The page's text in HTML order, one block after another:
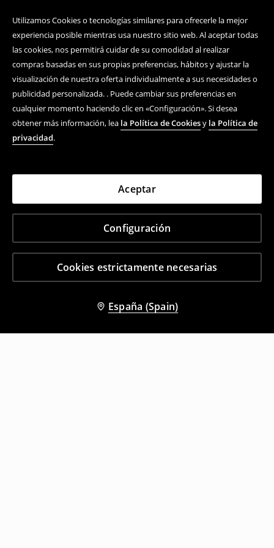
Utilizamos Cookies o tecnologías similares para ofrecerle la mejor
experiencia posible mientras usa nuestro sitio web. Al aceptar todas
las cookies, nos permitirá cuidar de su comodidad al realizar
compras basadas en sus propias preferencias, hábitos y ajustar la
visualización de nuestra oferta individualmente a sus necesidades o
publicidad personalizada. . Puede cambiar sus preferencias en
cualquier momento haciendo clic en «Configuración». Si desea
obtener más información, lea la Política de Cookiesy la Política de
privacidad.
Cookies estrictamente necesarias
Configuración
Aceptar
España (Spain)